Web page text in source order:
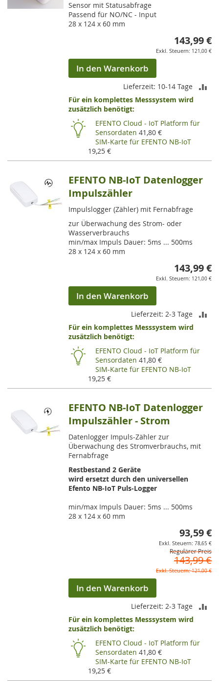
Sensor mit Statusabfrage
Passend für NO/NC - Input
28 x 124 x 60 mm
143,99 €
121,00 €
In den Warenkorb
Lieferzeit: 10-14 Tage
Für ein komplettes Messsystem wird
zusätzlich benötigt:
EFENTO Cloud - IoT Platform für
Sensordaten 41,80 €
SIM-Karte für EFENTO NB-IoT
19,25 €
EFENTO NB-IoT Datenlogger
Impulszähler
Impulslogger (Zähler) mit Fernabfrage
zur Überwachung des Strom- oder
Wasserverbrauchs
min/max Impuls Dauer: 5ms ... 500ms
28 x 124 x 60 mm
143,99 €
121,00 €
In den Warenkorb
Lieferzeit: 2-3 Tage
Für ein komplettes Messsystem wird
zusätzlich benötigt:
EFENTO Cloud - IoT Platform für
Sensordaten 41,80 €
SIM-Karte für EFENTO NB-IoT
19,25 €
EFENTO NB-IoT Datenlogger
Impulszähler - Strom
Datenlogger Impuls-Zähler zur
Überwachung des Stromverbrauchs, mit
Fernabfrage
Restbestand 2 Geräte
wird ersetzt durch den universellen
Efento NB-IoT Puls-Logger
min/max Impuls Dauer: 5ms ... 500ms
28 x 124 x 60 mm
93,59 €
78,65 €
Regulärer Preis
143,99 €
121,00 €
In den Warenkorb
Lieferzeit: 2-3 Tage
Für ein komplettes Messsystem wird
zusätzlich benötigt:
EFENTO Cloud - IoT Platform für
Sensordaten 41,80 €
SIM-Karte für EFENTO NB-IoT
19,25 €